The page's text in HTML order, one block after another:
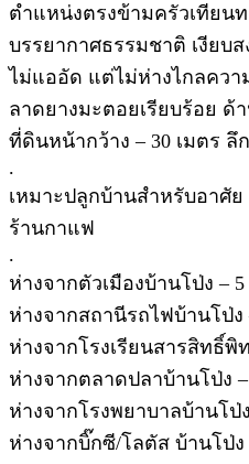
ตำแหน่งตรงข้ามครัวเทียนท
บรรยากาศธรรมชาติ เงียบส
ไม่แออัด แต่ไม่ห่างไกลคว
ลาดยางมะตอยเรียบร้อย ด้
ที่ดินหน้ากว้าง – 30 เมตร ลึ
.
เหมาะปลูกบ้านสำหรับอาศั
ร้านกาแฟ
.
ห่างจากตัวเมืองบ้านโป่ง –
ห่างจากสถานีรถไฟบ้านโป่ง
ห่างจากโรงเรียนสารสิทธิ์พิ
ห่างจากตลาดปลาบ้านโป่ง
ห่างจากโรงพยาบาลบ้านโป่
ห่างจากบิ๊กซี/โลตัส บ้านโป่ง